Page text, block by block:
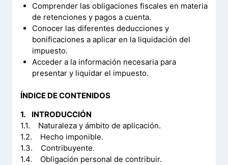
Comprender las obligaciones fiscales en materia
de retenciones y pagos a cuenta.
Conocer las diferentes deducciones y
bonificaciones a aplicar en la liquidación del
impuesto.
Acceder a la información necesaria para
presentar y liquidar el impuesto.
ÍNDICE DE CONTENIDOS
1. INTRODUCCIÓN
1.1. Naturaleza y ámbito de aplicación.
1.2. Hecho imponible.
1.3. Contribuyente.
1.4. Obligación personal de contribuir.